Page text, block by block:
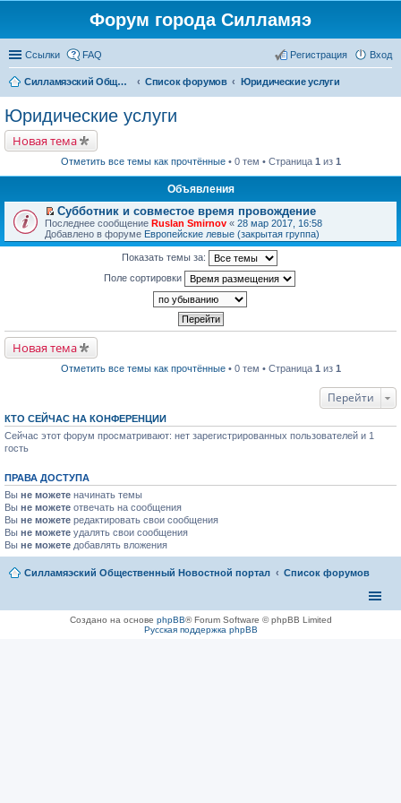
Форум города Силламяэ
Ссылки FAQ Вход
Регистрация
Силламяэский Общественный Новостной портал Список форумов Юридические услуги
Юридические услуги
Новая тема
Отметить все темы как прочтённые• 0 тем • Страница 1 из 1
Объявления
П
е
р
в
о
м
р
о
ч
н
н
о
м
у
с
о
щ
Субботник и совместое время провождение
Последнее сообщение Ruslan Smirnov « 28 мар 2017, 16:58
Добавлено в форуме Европейские левые (закрытая группа)
Показать темы за:
Поле сортировки
Новая тема
Отметить все темы как прочтённые• 0 тем • Страница 1 из 1
Перейти
КТО СЕЙЧАС НА КОНФЕРЕНЦИИ
Сейчас этот форум просматривают: нет зарегистрированных пользователей и 1
гость
ПРАВА ДОСТУПА
Вы не можете начинать темы
Вы не можете отвечать на сообщения
Вы не можете редактировать свои сообщения
Вы не можете удалять свои сообщения
Вы не можете добавлять вложения
Силламяэский Общественный Новостной портал Список форумов
Создано на основе phpBB® Forum Software © phpBB Limited
Русская поддержка phpBB